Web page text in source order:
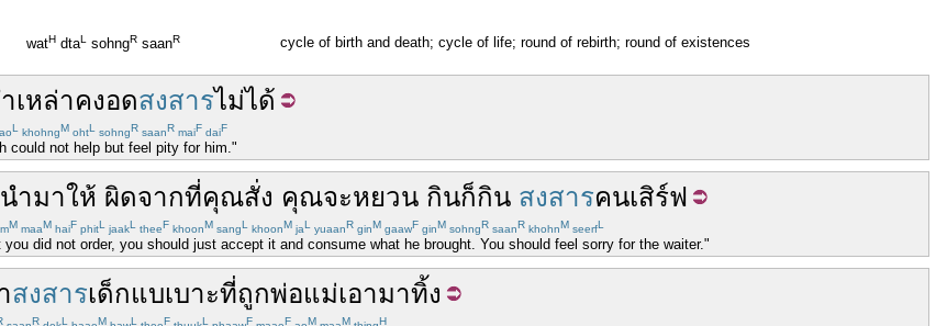
watH dtaL sohngR saanR cycle of birth and death; cycle of life; round of rebirth; round of existences
เหล่าคงอดสงสารไม่ได้
L khohngM ohtL sohngR saanR maiF daiF
could not help but feel pity for him."
นำมาให้ ผิดจากที่คุณสั่ง คุณจะหยวน กินก็กิน สงสารคนเสิร์ฟ
M maaM haiF phitL jaakL theeF khoonM sangL khoonM jaL yuaanR ginM gaawF ginM sohngR saanR khohnM seerfL
did not order, you should just accept it and consume what he brought. You should feel sorry for the waiter."
สงสารเด็กแบเบาะที่ถูกพ่อแม่เอามาทิ้ง
R L M L F L F F M M H